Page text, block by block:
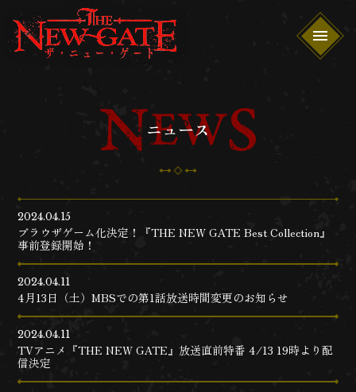
ニュース
2024.04.15
ブラウザゲーム化決定！『THE NEW GATE Best Collection』
事前登録開始！
2024.04.11
4月13日（土）MBSでの第1話放送時間変更のお知らせ
2024.04.11
TVアニメ『THE NEW GATE』放送直前特番 4/13 19時より配
信決定